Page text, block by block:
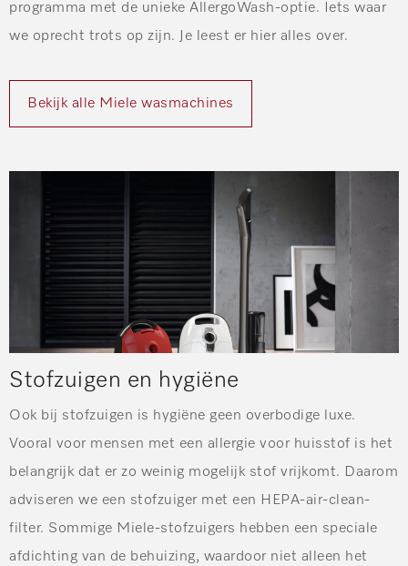
programma met de unieke AllergoWash-optie. Iets waar
we oprecht trots op zijn. Je leest er hier alles over.
Bekijk alle Miele wasmachines
Stofzuigen en hygiëne
Ook bij stofzuigen is hygiëne geen overbodige luxe.
Vooral voor mensen met een allergie voor huisstof is het
belangrijk dat er zo weinig mogelijk stof vrijkomt. Daarom
adviseren we een stofzuiger met een HEPA-air-clean-
filter. Sommige Miele-stofzuigers hebben een speciale
afdichting van de behuizing, waardoor niet alleen het